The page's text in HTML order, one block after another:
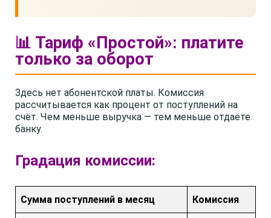
📊 Тариф «Простой»: платите
только за оборот
Здесь нет абонентской платы. Комиссия
рассчитывается как процент от поступлений на
счёт. Чем меньше выручка — тем меньше отдаёте
банку.
Градация комиссии:
Сумма поступлений в месяц Комиссия